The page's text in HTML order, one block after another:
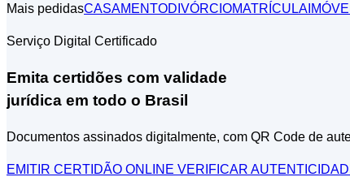
Mais pedidasCASAMENTODIVÓRCIOMATRÍCULA
Serviço Digital Certificado
Emita certidões com validade
jurídica em todo o Brasil
Documentos assinados digitalmente, com QR Code de
EMITIR CERTIDÃO ONLINE VERIFICAR